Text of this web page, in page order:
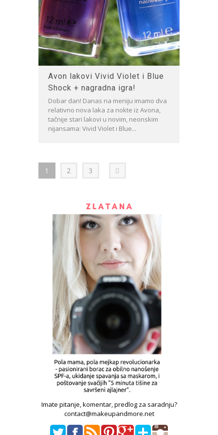
Avon lakovi Vivid Violet i Blue
Shock + nagradna igra!
Dobar dan! Danas na meniju imamo dva
relativno nova laka za nokte iz Avona,
tačnije stari lakovi u novim, neonskim
nijansama: Vivid Violet i Blue...
1 2 3
Imate pitanje, komentar, predlog za saradnju?
contact@makeupandmore.net